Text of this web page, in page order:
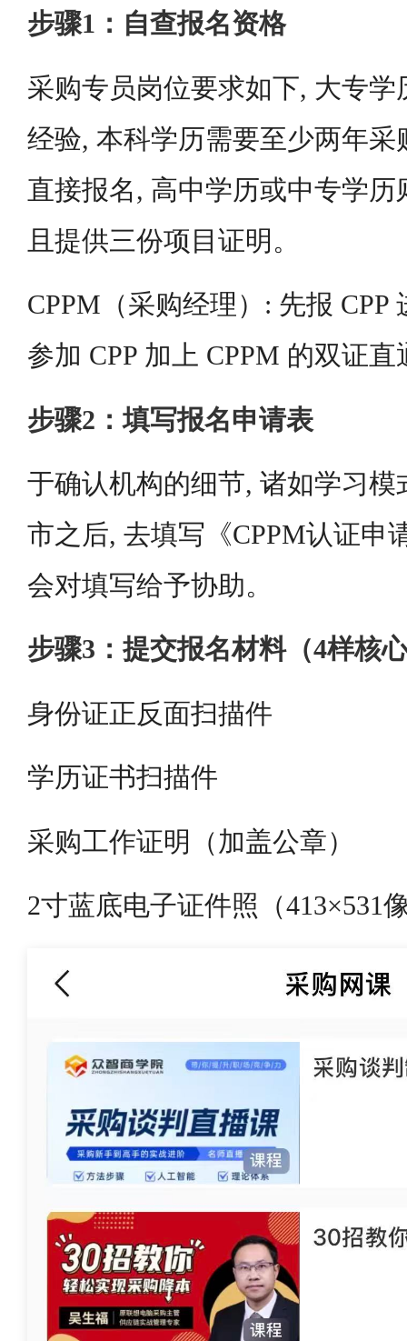
步骤1：自查报名资格
采购专员岗位要求如下, 大专
经验, 本科学历需要至少两年采
直接报名, 高中学历或中专学
且提供三份项目证明。
CPPM（采购经理）: 先报 CPP
参加 CPP 加上 CPPM 的双证直
步骤2：填写报名申请表
于确认机构的细节, 诸如学习
市之后, 去填写《CPPM认证申
会对填写给予协助。
步骤3：提交报名材料（4样核
身份证正反面扫描件
学历证书扫描件
采购工作证明（加盖公章）
2寸蓝底电子证件照（413×531